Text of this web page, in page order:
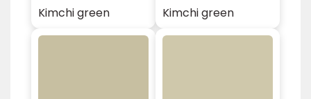
Kimchi green
Kimchi green